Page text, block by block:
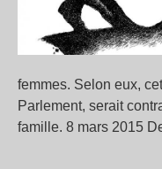
femmes. Selon eux,
Parlement, serait
famille. 8 mars 2015